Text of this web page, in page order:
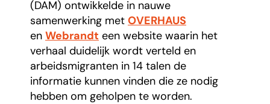
(DAM) ontwikkelde in nauwe
samenwerking met OVERHAUS
en Webrandt een website waarin het
verhaal duidelijk wordt verteld en
arbeidsmigranten in 14 talen de
informatie kunnen vinden die ze nodig
hebben om geholpen te worden.